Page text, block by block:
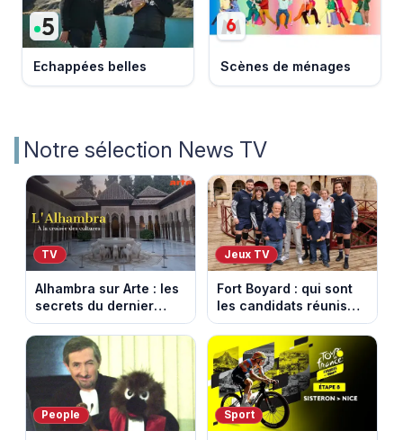
Echappées belles Scènes de ménages
Notre sélection News TV
TV
Alhambra sur Arte : les
secrets du dernier
sultanat musulman
d’Espagne
Jeux TV
Fort Boyard : qui sont
les candidats réunis
par Cyril Féraud ce
samedi 8 août 2026 ?
People Sport